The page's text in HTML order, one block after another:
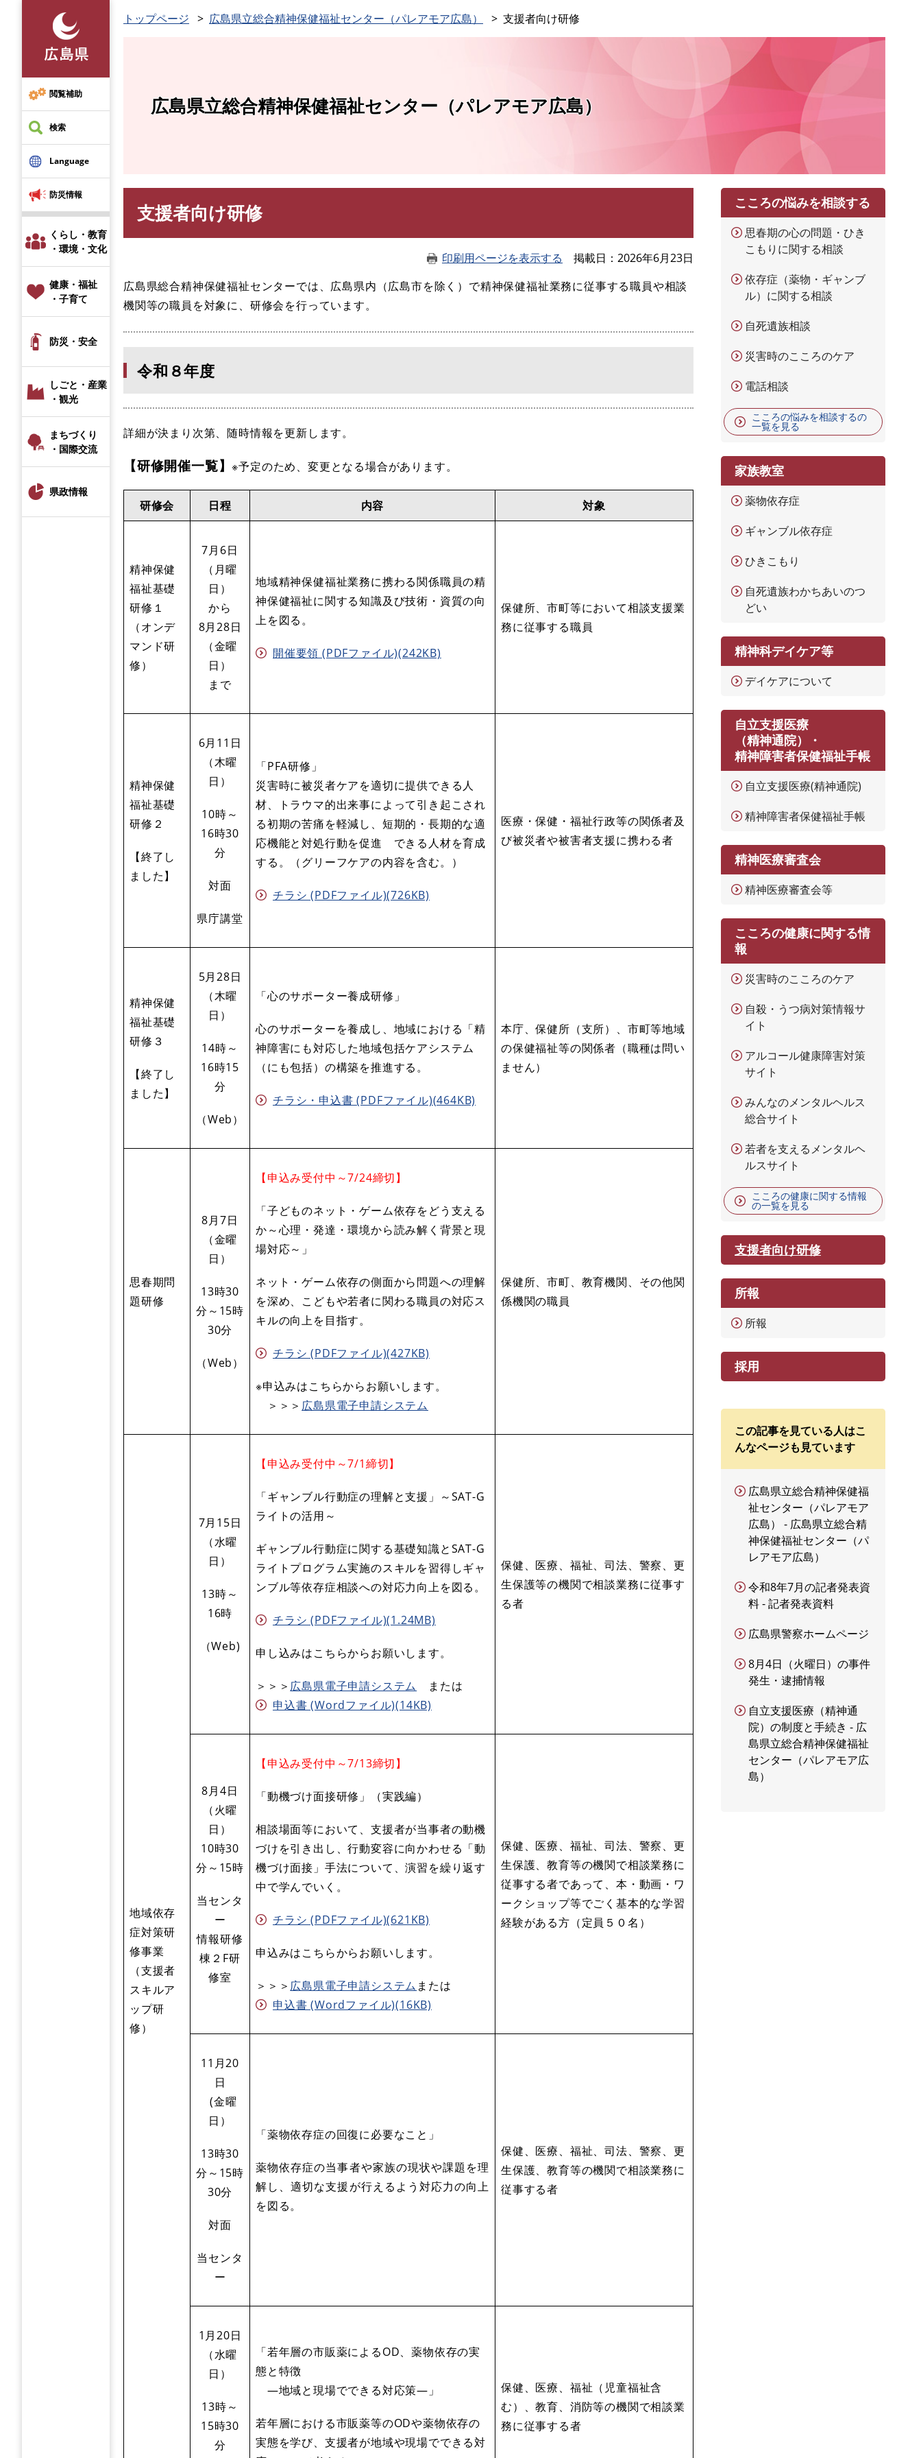
先
頭
で
す
閲覧補助
検索
Language
防災情報
くらし・教育
・環境・文化
健康・福祉
・子育て
防災・安全
しごと・産業
・観光
まちづくり
・国際交流
県政情報
トップページ 広島県立総合精神保健福祉センター（パレアモア広島） 支援者向け研修
広島県立総合精神保健福祉センター（パレアモア広島）
支援者向け研修
印刷用ページを表示する 掲載日
2026年6月23日
広島県総合精神保健福祉センターでは、広島県内（広島市を除く）で精神保健福祉業務に従事する職員や相談
機関等の職員を対象に、研修会を行っています。
令和８年度
詳細が決まり次第、随時情報を更新します。
【研修開催一覧】※予定のため、変更となる場合があります。
研修会 日程 内容 対象
精神保健
福祉基礎
研修１
（オンデ
マンド研
修）
7月6日
（月曜
日）
から
8月28日
（金曜
日）
まで
地域精神保健福祉業務に携わる関係職員の精
神保健福祉に関する知識及び技術・資質の向
上を図る。
開催要領 (PDFファイル)(242KB)
保健所、市町等において相談支援業
務に従事する職員
精神保健
福祉基礎
研修２
【終了し
ました】
6月11日
（木曜
日）
10時～
16時30
分
対面
県庁講堂
「PFA研修」
​災害時に被災者ケアを適切に提供できる人
材、トラウマ的出来事によって引き起こされ
る初期の苦痛を軽減し、短期的・長期的な適
応機能と対処行動を促進 できる人材を育成
する。（グリーフケアの内容を含む。）
チラシ (PDFファイル)(726KB)
医療・保健・福祉行政等の関係者及
び被災者や被害者支援に携わる者
精神保健
福祉基礎
研修３
【終了し
ました】
5月28日
（木曜
日）
14時～
16時15
分
（Web）
「心のサポーター養成研修」
心のサポーターを養成し、地域における「精
神障害にも対応した地域包括ケアシステム
（にも包括）の構築を推進する。
チラシ・申込書 (PDFファイル)(464KB)
本庁、保健所（支所）、市町等地域
の保健福祉等の関係者（職種は問い
ません）
思春期問
題研修
8月7日
（金曜
日）
13時30
分～15時
30分
（Web）
【申込み受付中～7/24締切】
「子どものネット・ゲーム依存をどう支える
か～心理・発達・環境から読み解く背景と現
場対応～」
ネット・ゲーム依存の側面から問題への理解
を深め、こどもや若者に関わる職員の対応ス
キルの向上を目指す。
チラシ (PDFファイル)(427KB)
※申込みはこちらからお願いします。
＞＞＞ 広島県電子申請システム
保健所、市町、教育機関、その他関
係機関の職員
地域依存
症対策研
修事業
（支援者
スキルア
ップ研
修）
7月15日
（水曜
日）
13時～
16時
（Web)
【申込み受付中～7/1締切】
「ギャンブル行動症の理解と支援」～SAT-G
ライトの活用～
ギャンブル行動症に関する基礎知識とSAT-G
ライトプログラム実施のスキルを習得しギャ
ンブル等依存症相談への対応力向上を図る。
チラシ (PDFファイル)(1.24MB)
申し込みはこちらからお願いします。
＞＞＞ 広島県電子申請システム
または
申込書 (Wordファイル)(14KB)
保健、医療、福祉、司法、警察、更
生保護等の機関で相談業務に従事す
る者
8月4日
（火曜
日）
10時30
分～15時
当センタ
ー
情報研修
棟２F研
修室
【申込み受付中～7/13締切】
「動機づけ面接研修」（実践編）
相談場面等において、支援者が当事者の動機
づけを引き出し、行動変容に向かわせる「動
機づけ面接」手法について、演習を繰り返す
中で学んでいく。
チラシ (PDFファイル)(621KB)
申込みはこちらからお願いします。
＞＞＞ 広島県電子申請システム または
申込書 (Wordファイル)(16KB)
保健、医療、福祉、司法、警察、更
生保護、教育等の機関で相談業務に
従事する者であって、本・動画・ワ
ークショップ等でごく基本的な学習
経験がある方（定員５０名）
11月20
日
(金曜
日）
13時30
分～15時
30分
対面
当センタ
ー
「薬物依存症の回復に必要なこと」
薬物依存症の当事者や家族の現状や課題を理
解し、適切な支援が行えるよう対応力の向上
を図る。
保健、医療、福祉、司法、警察、更
生保護、教育等の機関で相談業務に
従事する者
1月20日
（水曜
日）
13時～
15時30
分
「若年層の市販薬によるOD、薬物依存の実
態と特徴
―地域と現場でできる対応策―」
若年層における市販薬等のODや薬物依存の
実態を学び、支援者が地域や現場でできる対
保健、医療、福祉（児童福祉含
む）、教育、消防等の機関で相談業
務に従事する者
こころの悩みを相談する
思春期の心の問題・ひき
こもりに関する相談
依存症（薬物・ギャンブ
ル）に関する相談
自死遺族相談
災害時のこころのケア
電話相談
こころの悩みを相談するの
一覧を見る
家族教室
薬物依存症
ギャンブル依存症
ひきこもり
自死遺族わかちあいのつ
どい
精神科デイケア等
デイケアについて
自立支援医療
（精神通院）・
精神障害者保健福祉手帳
自立支援医療(精神通院)
精神障害者保健福祉手帳
精神医療審査会
精神医療審査会等
こころの健康に関する情
報
災害時のこころのケア
自殺・うつ病対策情報サ
イト
アルコール健康障害対策
サイト
みんなのメンタルヘルス
総合サイト
若者を支えるメンタルヘ
ルスサイト
こころの健康に関する情報
の一覧を見る
支援者向け研修
所報
所報
採用
この記事を見ている人はこ
んなページも見ています
広島県立総合精神保健福
祉センター（パレアモア
広島） - 広島県立総合精
神保健福祉センター（パ
レアモア広島）
令和8年7月の記者発表資
料 - 記者発表資料
広島県警察ホームページ
8月4日（火曜日）の事件
発生・逮捕情報
自立支援医療（精神通
院）の制度と手続き - 広
島県立総合精神保健福祉
センター（パレアモア広
島）